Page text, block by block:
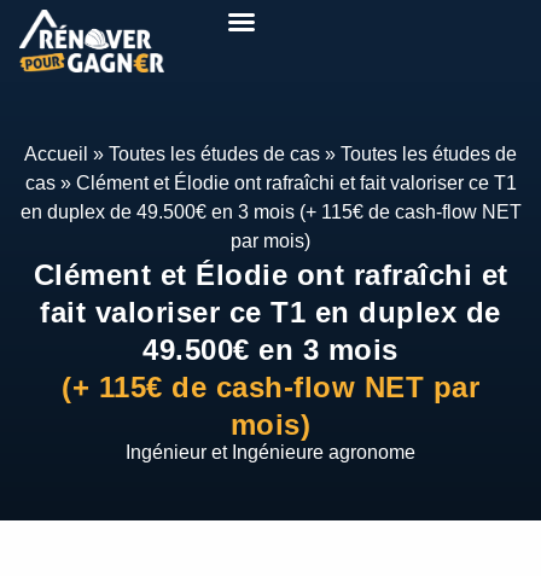
Accueil » Toutes les études de cas » Toutes les études de
cas» Clément et Élodie ont rafraîchi et fait valoriser ce T1
en duplex de 49.500€ en 3 mois (+ 115€ de cash-flow NET
par mois)
Clément et Élodie ont rafraîchi et
fait valoriser ce T1 en duplex de
49.500€ en 3 mois
(+ 115€ de cash-flow NET par
mois)
Ingénieur et Ingénieure agronome